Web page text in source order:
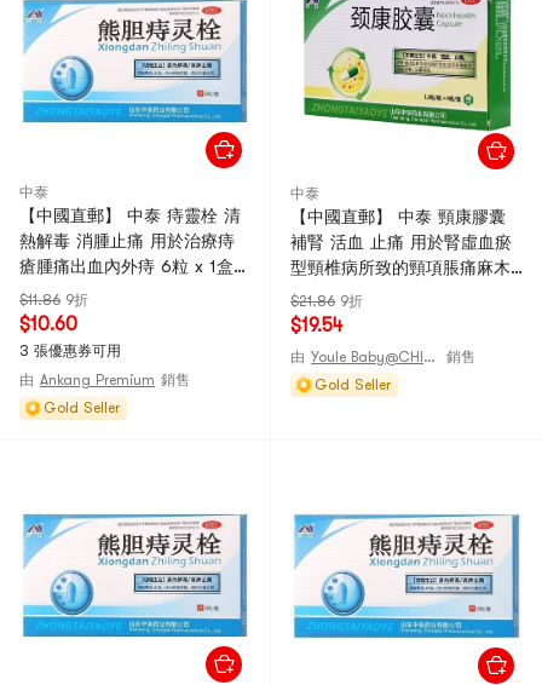
中泰
【中國直郵】 中泰 痔靈栓 清
熱解毒 消腫止痛 用於治療痔
瘡腫痛出血內外痔 6粒 x 1盒
(醫師推薦拍3盒)
$11.86 9折
$10.60
3 張優惠券可用
由 Ankang Premium 銷售
Gold Seller
中泰
【中國直郵】 中泰 頸康膠囊
補腎 活血 止痛 用於腎虛血瘀
型頸椎病所致的頸項脹痛麻木
活動不利 頭暈耳鳴 0.23g*48
粒/盒
$21.86 9折
$19.54
由 Youle Baby@CHINA
銷售
Gold Seller